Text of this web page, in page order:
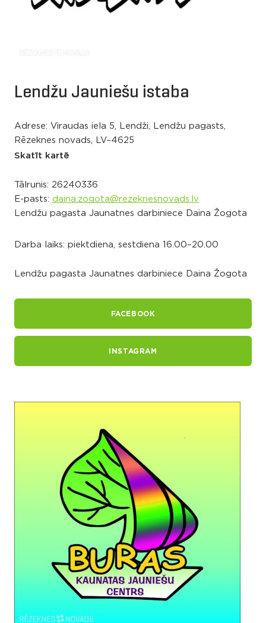
Lendžu Jauniešu istaba
Adrese: Viraudas iela 5, Lendži, Lendžu pagasts,
Rēzeknes novads, LV–4625
Skatīt kartē
Tālrunis: 26240336
E-pasts: daina.zogota@rezeknesnovads.lv
Lendžu pagasta Jaunatnes darbiniece Daina Žogota
Darba laiks: piektdiena, sestdiena 16.00–20.00
Lendžu pagasta Jaunatnes darbiniece Daina Žogota
FACEBOOK
INSTAGRAM